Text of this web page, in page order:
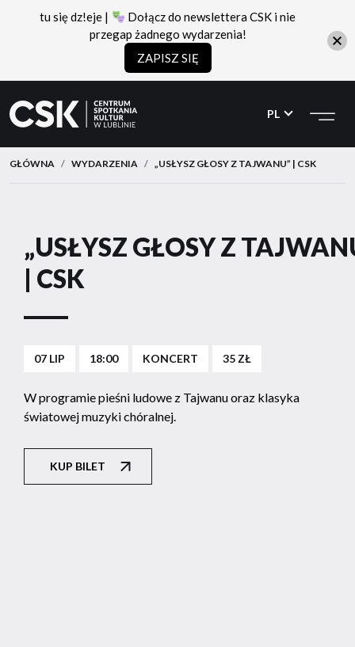
CSK
do
menu
do
treści
PL
GŁÓWNA WYDARZENIA „USŁYSZ GŁOSY Z TAJWANU” | CSK
„USŁYSZ GŁOSY Z
| CSK
07 LIP 18:00 KONCERT 35 ZŁ
W programie pieśni ludowe z Tajwanu oraz klasyka
światowej muzyki chóralnej.
KUP BILET
tu się dz!eje |
Dołącz do newslettera CSK i nie
przegap żadnego wydarzenia!
ZAPISZ SIĘ